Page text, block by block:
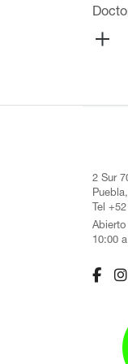
al
2 Sur
Tel
10:00